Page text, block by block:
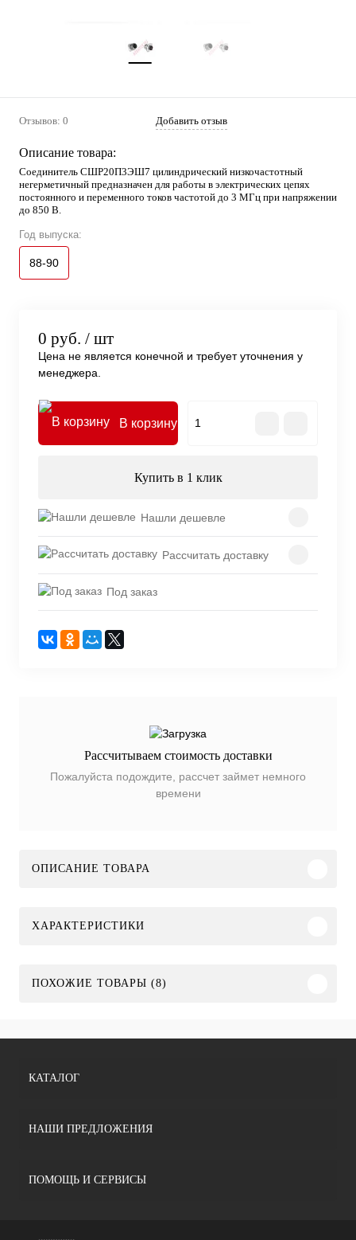
Отзывов: 0 Добавить отзыв
Описание товара:
Соединитель СШР20П3ЭШ7 цилиндрический низкочастотный
негерметичный предназначен для работы в электрических цепях
постоянного и переменного токов частотой до 3 МГц при напряжении
до 850 В.
Год выпуска:
88-90
0 руб. / шт
Цена не является конечной и требует уточнения у
менеджера.
В корзину
Купить в 1 клик
Нашли дешевле
Рассчитать доставку
Под заказ
Рассчитываем стоимость доставки
Пожалуйста подождите, рассчет займет немного
времени
ОПИСАНИЕ ТОВАРА
ХАРАКТЕРИСТИКИ
ПОХОЖИЕ ТОВАРЫ (8)
КАТАЛОГ
НАШИ ПРЕДЛОЖЕНИЯ
ПОМОЩЬ И СЕРВИСЫ